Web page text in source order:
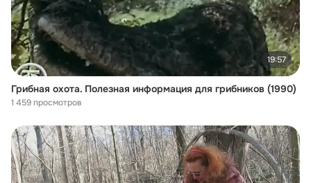
19:57
Грибная охота. Полезная информация для грибников (1990)
1 459 просмотров